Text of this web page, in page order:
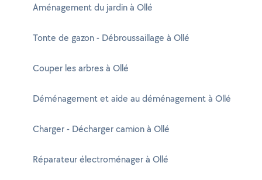
Aménagement du jardin à Ollé
Tonte de gazon - Débroussaillage à Ollé
Couper les arbres à Ollé
Déménagement et aide au déménagement à Ollé
Charger - Décharger camion à Ollé
Réparateur électroménager à Ollé